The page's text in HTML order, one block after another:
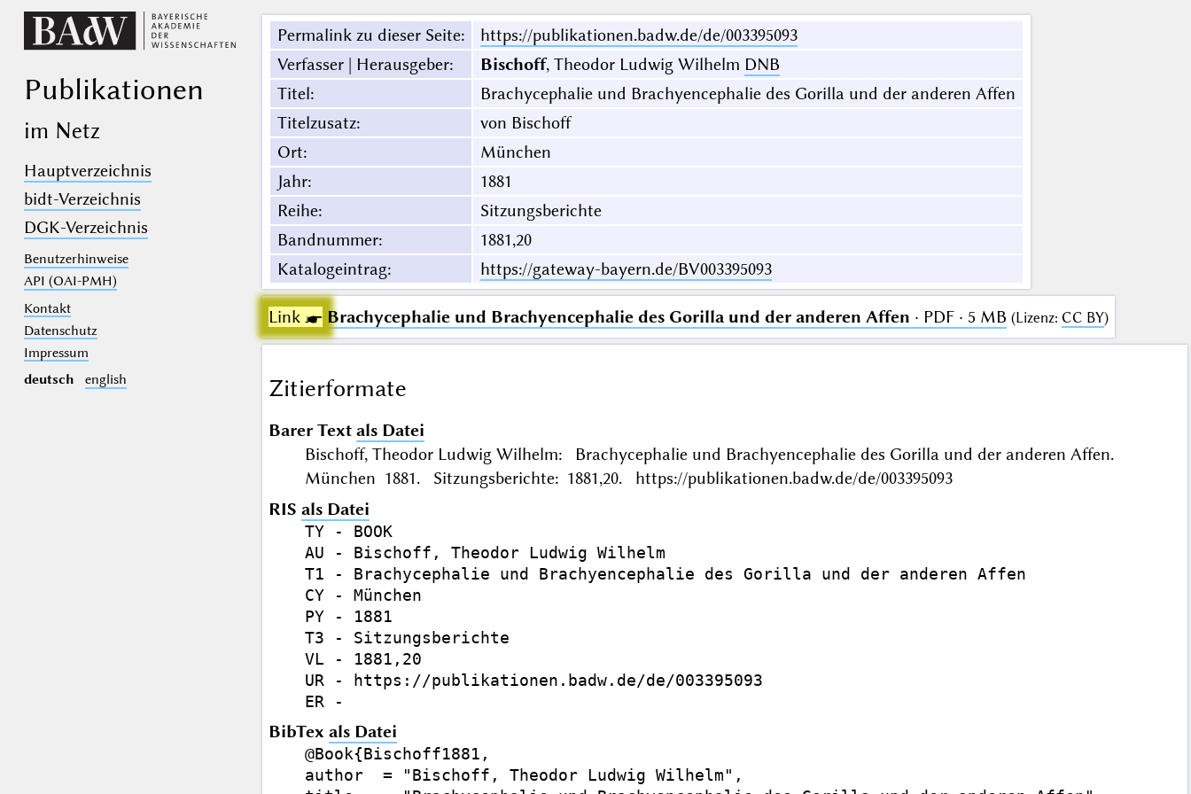
Publikationen
im Netz
Hauptverzeichnis
bidt-Verzeichnis
DGK-Verzeichnis
Benutzerhinweise
API (OAI-PMH)
Kontakt
Datenschutz
Impressum
deutsch
english
Permalink zu dieser Seite:
https://publikationen.badw.de/de/003395093
Verfasser | Herausgeber: Bischoff, Theodor Ludwig Wilhelm DNB
Titel:
Brachycephalie und Brachyencephalie des Gorilla und der anderen Affen
Titelzusatz:
von Bischoff
Ort:
München
Jahr:
1881
Reihe:
Sitzungsberichte
Bandnummer:
1881,20
Katalogeintrag: https://gateway-bayern.de/BV003395093
Link ☛ Brachycephalie und Brachyencephalie des Gorilla und der anderen Affen · PDF · 5 MB (Lizenz: CC BY)
Zitierformate
Barer Text als Datei
Bischoff, Theodor Ludwig Wilhelm: Brachycephalie und Brachyencephalie des Gorilla und der anderen Affen.
München 1881. Sitzungsberichte: 1881,20. https://publikationen.badw.de/de/003395093
RIS als Datei
TY - BOOK
AU - Bischoff, Theodor Ludwig Wilhelm
T1 - Brachycephalie und Brachyencephalie des Gorilla und der anderen Affen
CY - München
PY - 1881
T3 - Sitzungsberichte
VL - 1881,20
UR - https://publikationen.badw.de/de/003395093
BibTex als Datei
@Book{Bischoff1881,
author  = "Bischoff, Theodor Ludwig Wilhelm",